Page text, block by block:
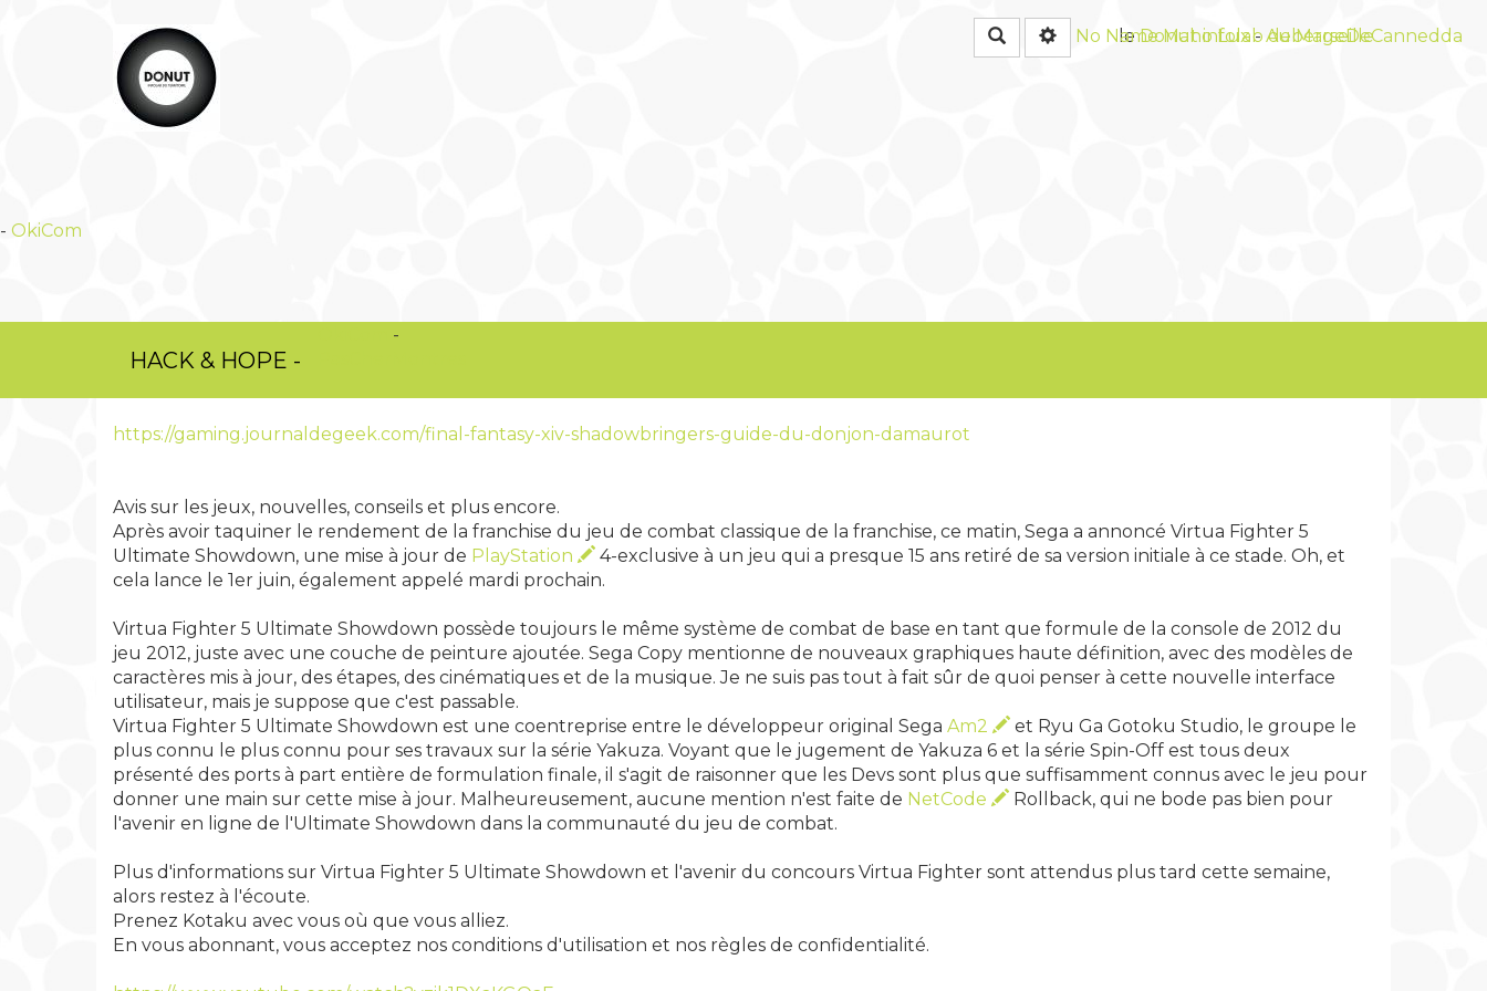
RechercherNo Name Maho Lux-AubergeDeCannedda
leDonut infolab de Marseille
- OkiCom
HACK & HOPE -
-
https://gaming.journaldegeek.com/final-fantasy-xiv-shadowbringers-guide-du-donjon-damaurot
Avis sur les jeux, nouvelles, conseils et plus encore.
Après avoir taquiner le rendement de la franchise du jeu de combat classique de la franchise, ce matin, Sega a annoncé Virtua Fighter 5
Ultimate Showdown, une mise à jour de PlayStation
4-exclusive à un jeu qui a presque 15 ans retiré de sa version initiale à ce stade. Oh, et
cela lance le 1er juin, également appelé mardi prochain.
Virtua Fighter 5 Ultimate Showdown possède toujours le même système de combat de base en tant que formule de la console de 2012 du
jeu 2012, juste avec une couche de peinture ajoutée. Sega Copy mentionne de nouveaux graphiques haute définition, avec des modèles de
caractères mis à jour, des étapes, des cinématiques et de la musique. Je ne suis pas tout à fait sûr de quoi penser à cette nouvelle interface
utilisateur, mais je suppose que c'est passable.
Virtua Fighter 5 Ultimate Showdown est une coentreprise entre le développeur original Sega Am2
et Ryu Ga Gotoku Studio, le groupe le
plus connu le plus connu pour ses travaux sur la série Yakuza. Voyant que le jugement de Yakuza 6 et la série Spin-Off est tous deux
présenté des ports à part entière de formulation finale, il s'agit de raisonner que les Devs sont plus que suffisamment connus avec le jeu pour
donner une main sur cette mise à jour. Malheureusement, aucune mention n'est faite de NetCode
Rollback, qui ne bode pas bien pour
l'avenir en ligne de l'Ultimate Showdown dans la communauté du jeu de combat.
Plus d'informations sur Virtua Fighter 5 Ultimate Showdown et l'avenir du concours Virtua Fighter sont attendus plus tard cette semaine,
alors restez à l'écoute.
Prenez Kotaku avec vous où que vous alliez.
En vous abonnant, vous acceptez nos conditions d'utilisation et nos règles de confidentialité.